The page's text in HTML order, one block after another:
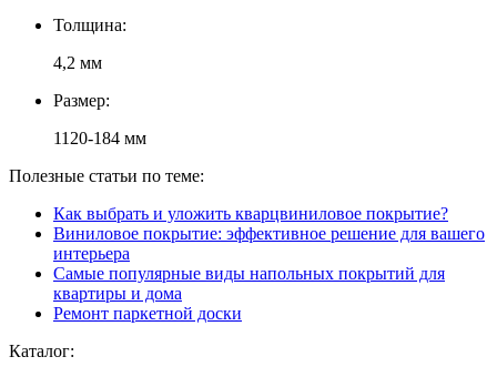
Толщина:
4,2 мм
Размер:
1120-184 мм
Полезные статьи по теме:
Как выбрать и уложить кварцвиниловое покрытие?
Виниловое покрытие: эффективное решение для вашего
интерьера
Самые популярные виды напольных покрытий для
квартиры и дома
Ремонт паркетной доски
Каталог: